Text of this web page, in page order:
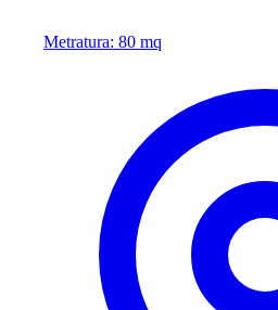
Metratura: 80 mq